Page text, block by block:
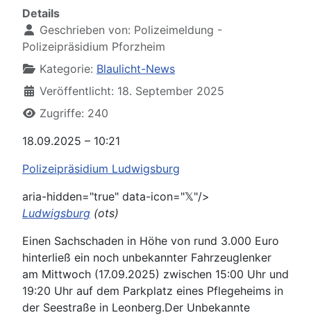
Details
Geschrieben von: Polizeimeldung -
Polizeipräsidium Pforzheim
Kategorie: Blaulicht-News
Veröffentlicht: 18. September 2025
Zugriffe: 240
18.09.2025 – 10:21
Polizeipräsidium Ludwigsburg
aria-hidden="true" data-icon="𝕏"/>
Ludwigsburg (ots)
Einen Sachschaden in Höhe von rund 3.000 Euro
hinterließ ein noch unbekannter Fahrzeuglenker
am Mittwoch (17.09.2025) zwischen 15:00 Uhr und
19:20 Uhr auf dem Parkplatz eines Pflegeheims in
der Seestraße in Leonberg.Der Unbekannte